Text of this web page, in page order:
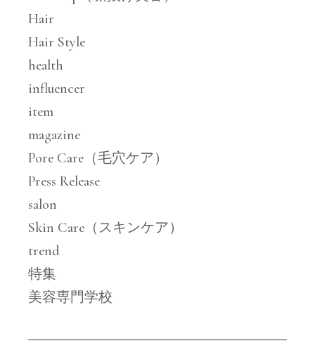
Hair
Hair Style
health
influencer
item
magazine
Pore Care（毛穴ケア）
Press Release
salon
Skin Care（スキンケア）
trend
特集
美容専門学校